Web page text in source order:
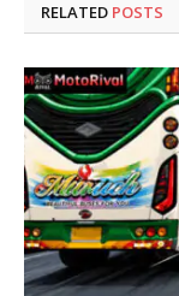
RELATED POSTS